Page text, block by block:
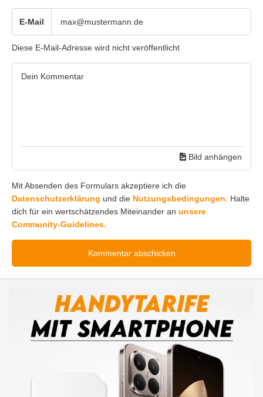
E-Mail
Diese E-Mail-Adresse wird nicht veröffentlicht
Bild anhängen
Mit Absenden des Formulars akzeptiere ich die
Datenschutzerklärung und die Nutzungsbedingungen . Halte
dich für ein wertschätzendes Miteinander an unsere
Community-Guidelines.